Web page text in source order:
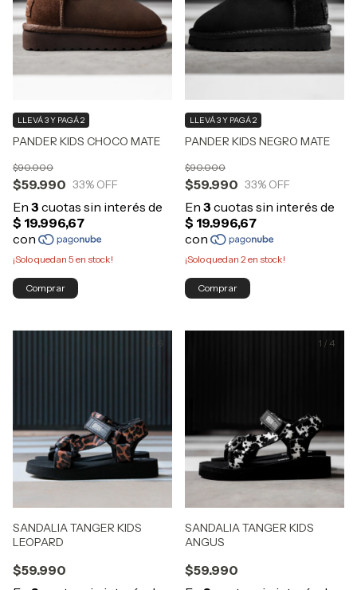
PANDER KIDS CHOCO MATE
$59.990
$90.000
33% OFF
LLEVÁ 3 Y PAGÁ 2
¡Solo quedan 5 en stock!
Comprar
PANDER KIDS NEGRO MATE
$59.990
$90.000
33% OFF
LLEVÁ 3 Y PAGÁ 2
¡Solo quedan 2en stock!
Comprar
1 6
SANDALIA TANGER KIDS
LEOPARD
$59.990
1 / 4
SANDALIA TANGER KIDS
ANGUS
$59.990